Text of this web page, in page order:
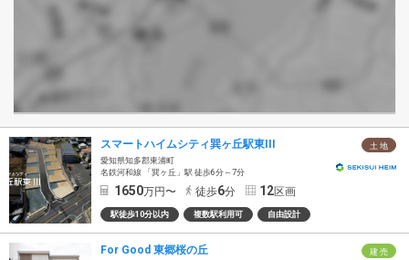
土 地
スマートハイムシティ巽ヶ丘駅東III
愛知県知多郡東浦町
名鉄河和線 「巽ヶ丘」駅 徒歩6分～7分
1650万円〜 徒歩6分 12区画
駅徒歩10分以内 複数駅利用可 自由設計
建 売
For Good 東郷桜の丘